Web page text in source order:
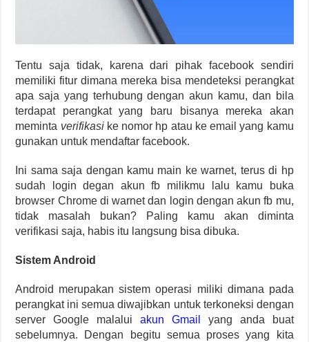
Tentu saja tidak, karena dari pihak facebook sendiri
memiliki fitur dimana mereka bisa mendeteksi perangkat
apa saja yang terhubung dengan akun kamu, dan bila
terdapat perangkat yang baru bisanya mereka akan
meminta verifikasike nomor hp atau ke email yang kamu
gunakan untuk mendaftar facebook.
Ini sama saja dengan kamu main ke warnet, terus di hp
sudah login degan akun fb milikmu lalu kamu buka
browser Chrome di warnet dan login dengan akun fb mu,
tidak masalah bukan? Paling kamu akan diminta
verifikasi saja, habis itu langsung bisa dibuka.
Sistem Android
Android merupakan sistem operasi miliki dimana pada
perangkat ini semua diwajibkan untuk terkoneksi dengan
server Google malaluiakun Gmail
yang anda buat
sebelumnya. Dengan begitu semua proses yang kita